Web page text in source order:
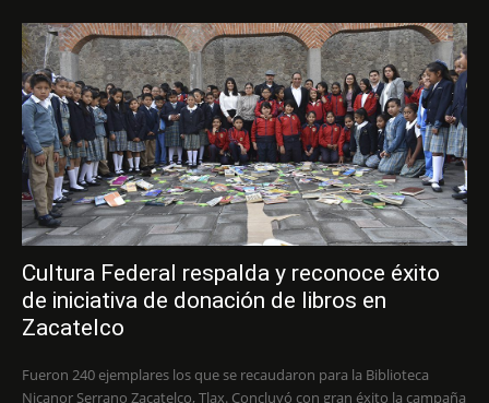
Cultura Federal respalda y reconoce éxito
de iniciativa de donación de libros en
Zacatelco
Fueron 240 ejemplares los que se recaudaron para la Biblioteca
Nicanor Serrano Zacatelco, Tlax. Concluyó con gran éxito la campaña